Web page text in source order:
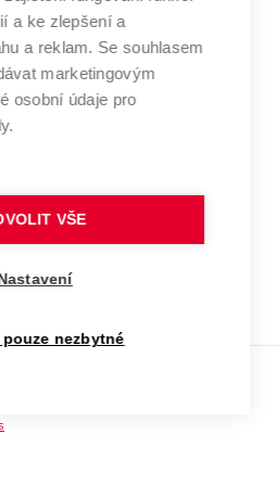
fondů
technické
Brně
V BRNĚ
a ke zlepšení a
a reklam. Se souhlasem
marketingovým
osobní údaje pro
VŠE
Nastavení
pouze nezbytné